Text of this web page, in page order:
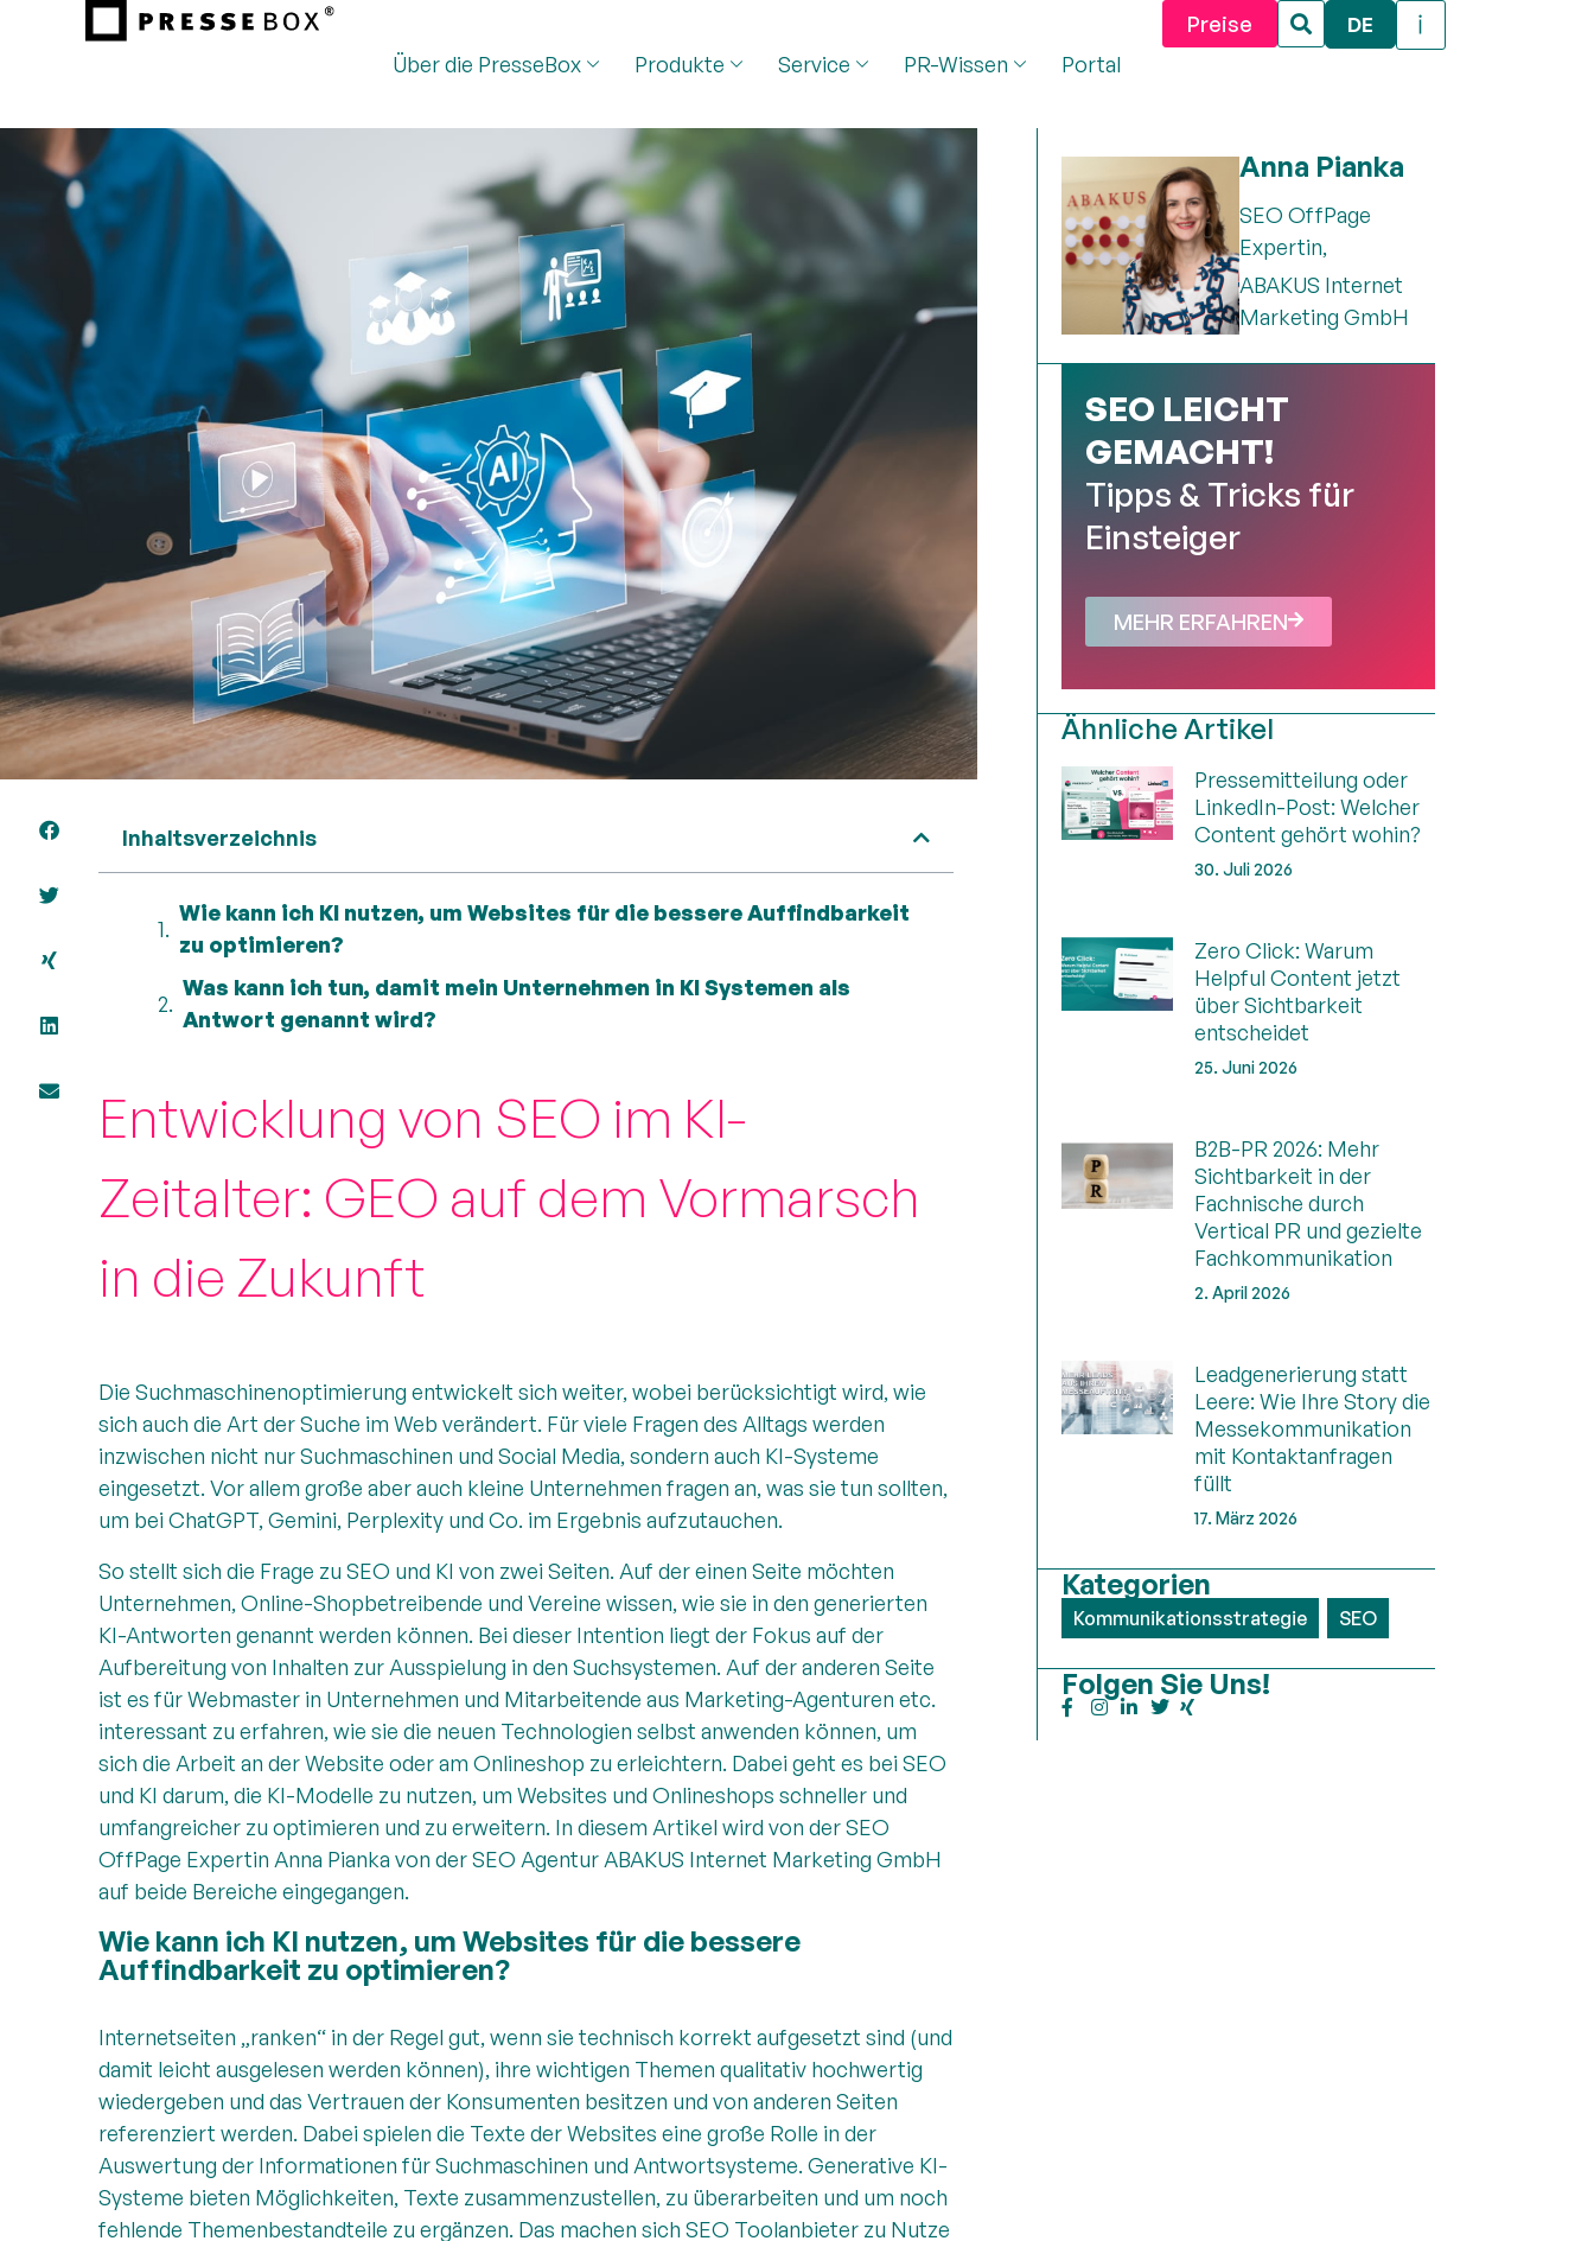
Über die PresseBox Produkte Service PR-Wissen Portal
Preise DE
Inhaltsverzeichnis
Wie kann ich KI nutzen, um Websites für die bessere Auffindbarkeit
zu optimieren?
Was kann ich tun, damit mein Unternehmen in KI Systemen als
Antwort genannt wird?
Entwicklung von SEO im KI-
Zeitalter: GEO auf dem Vormarsch
in die Zukunft
Die Suchmaschinenoptimierung entwickelt sich weiter, wobei berücksichtigt wird, wie
sich auch die Art der Suche im Web verändert. Für viele Fragen des Alltags werden
inzwischen nicht nur Suchmaschinen und Social Media, sondern auch KI-Systeme
eingesetzt. Vor allem große aber auch kleine Unternehmen fragen an, was sie tun sollten,
um bei ChatGPT, Gemini, Perplexity und Co. im Ergebnis aufzutauchen.
So stellt sich die Frage zu SEO und KI von zwei Seiten. Auf der einen Seite möchten
Unternehmen, Online-Shopbetreibende und Vereine wissen, wie sie in den generierten
KI-Antworten genannt werden können. Bei dieser Intention liegt der Fokus auf der
Aufbereitung von Inhalten zur Ausspielung in den Suchsystemen. Auf der anderen Seite
ist es für Webmaster in Unternehmen und Mitarbeitende aus Marketing-Agenturen etc.
interessant zu erfahren, wie sie die neuen Technologien selbst anwenden können, um
sich die Arbeit an der Website oder am Onlineshop zu erleichtern. Dabei geht es bei SEO
und KI darum, die KI-Modelle zu nutzen, um Websites und Onlineshops schneller und
umfangreicher zu optimieren und zu erweitern. In diesem Artikel wird von der SEO
OffPage Expertin Anna Pianka von der SEO Agentur ABAKUS Internet Marketing GmbH
auf beide Bereiche eingegangen.
Wie kann ich KI nutzen, um Websites für die bessere
Auffindbarkeit zu optimieren?
Internetseiten „ranken“ in der Regel gut, wenn sie technisch korrekt aufgesetzt sind (und
damit leicht ausgelesen werden können), ihre wichtigen Themen qualitativ hochwertig
wiedergeben und das Vertrauen der Konsumenten besitzen und von anderen Seiten
referenziert werden. Dabei spielen die Texte der Websites eine große Rolle in der
Auswertung der Informationen für Suchmaschinen und Antwortsysteme. Generative KI-
Systeme bieten Möglichkeiten, Texte zusammenzustellen, zu überarbeiten und um noch
fehlende Themenbestandteile zu ergänzen. Das machen sich SEO Toolanbieter zu Nutze
Anna Pianka
SEO OffPage
Expertin,
ABAKUS Internet
Marketing GmbH
SEO LEICHT
GEMACHT!
Tipps & Tricks für
Einsteiger
MEHR ERFAHREN
Ähnliche Artikel
Pressemitteilung oder
LinkedIn-Post: Welcher
Content gehört wohin?
30. Juli 2026
Zero Click: Warum
Helpful Content jetzt
über Sichtbarkeit
entscheidet
25. Juni 2026
B2B-PR 2026: Mehr
Sichtbarkeit in der
Fachnische durch
Vertical PR und gezielte
Fachkommunikation
2. April 2026
Leadgenerierung statt
Leere: Wie Ihre Story die
Messekommunikation
mit Kontaktanfragen
füllt
17. März 2026
Kategorien
Kommunikationsstrategie SEO
Folgen Sie Uns!